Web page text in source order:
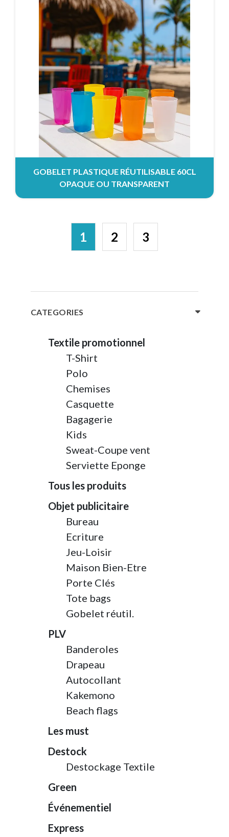
CATEGORIES
Textile promotionnel
T-Shirt
Polo
Chemises
Casquette
Bagagerie
Kids
Sweat-Coupe vent
Serviette Eponge
Tous les produits
Objet publicitaire
Bureau
Ecriture
Jeu-Loisir
Maison Bien-Etre
Porte Clés
Tote bags
Gobelet réutil.
PLV
Banderoles
Drapeau
Autocollant
Kakemono
Beach flags
Les must
Destock
Destockage Textile
Green
Événementiel
Express
GOBELET PLASTIQUE RÉUTILISABLE 60CL
OPAQUE OU TRANSPARENT
1 2 3